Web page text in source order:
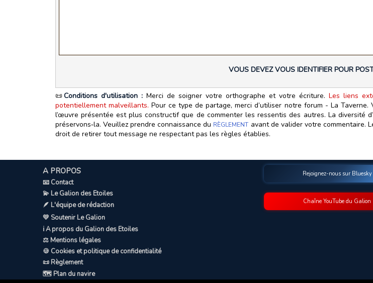
VOUS DEVEZ VOUS IDENTIFIER POUR
📜Conditions d'utilisation :Merci de soigner votre orthographe et votre écriture.Les liens
potentiellement malveillants. Pour ce type de partage, merci d’utiliser notre forum - La
l’œuvre présentée est plus constructif que de commenter les ressentis des autres. La diversité
préservons‑la. Veuillez prendre connaissance du RÈGLEMENT avant de valider votre commentaire.
droit de retirer tout message ne respectant pas les règles établies.
A PROPOS
📧 Contact
💫 Le Galion des Etoiles
🪶 L'équipe de rédaction
💛 Soutenir Le Galion
ℹ️ A propos du Galion des Etoiles
⚖️ Mentions légales
🍪 Cookies et politique de confidentialité
📜 Règlement
🗺️ Plan du navire
Rejoignez-nous sur Bluesky
Chaîne YouTube du Galion